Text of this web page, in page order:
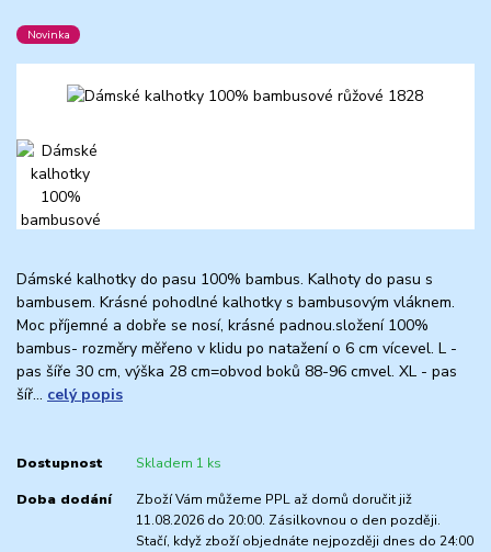
Novinka
Dámské kalhotky do pasu 100% bambus. Kalhoty do pasu s
bambusem. Krásné pohodlné kalhotky s bambusovým vláknem.
Moc příjemné a dobře se nosí, krásné padnou.složení 100%
bambus- rozměry měřeno v klidu po natažení o 6 cm vícevel. L -
pas šíře 30 cm, výška 28 cm=obvod boků 88-96 cmvel. XL - pas
šíř... celý popis
Dostupnost Skladem 1 ks
Doba dodání
Zboží Vám můžeme PPL až domů doručit již
11.08.2026 do 20:00. Zásilkovnou o den později.
Stačí, když zboží objednáte nejpozději dnes do 24:00